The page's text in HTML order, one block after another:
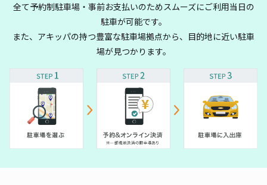
全て予約制駐車場・事前お支払いのためスムーズにご利用当日の
駐車が可能です。
また、アキッパの持つ豊富な駐車場拠点から、目的地に近い駐車
場が見つかります。